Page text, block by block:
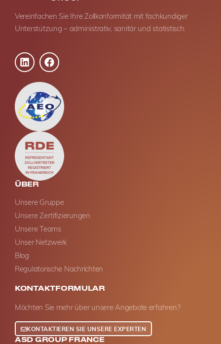
Vereinfachen Sie Ihre Zollkonformität mit fachkundiger
Unterstützung – administrativ, sanitär und statistisch.
ÜBER
Unsere Gruppe
Unsere Zertifizierungen
Unsere Teams
Unser Netzwerk
Blog
Regulatorische Nachrichten
KONTAKTFORMULAR
Möchten Sie mehr über unsere Angebote erfahren?
KONTAKTIEREN SIE UNSERE EXPERTEN
ASD GROUP FRANCE